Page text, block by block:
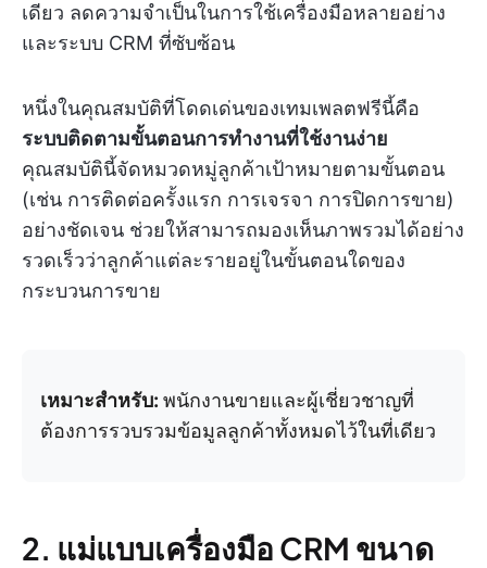
เดียว ลดความจำเป็นในการใช้เครื่องมือหลายอย่าง
และระบบ CRM ที่ซับซ้อน
หนึ่งในคุณสมบัติที่โดดเด่นของเทมเพลตฟรีนี้คือ
ระบบติดตามขั้นตอนการทำงานที่ใช้งานง่าย
คุณสมบัตินี้จัดหมวดหมู่ลูกค้าเป้าหมายตามขั้นตอน
(เช่น การติดต่อครั้งแรก การเจรจา การปิดการขาย)
อย่างชัดเจน ช่วยให้สามารถมองเห็นภาพรวมได้อย่าง
รวดเร็วว่าลูกค้าแต่ละรายอยู่ในขั้นตอนใดของ
กระบวนการขาย
เหมาะสำหรับ: พนักงานขายและผู้เชี่ยวชาญที่
ต้องการรวบรวมข้อมูลลูกค้าทั้งหมดไว้ในที่เดียว
2. แม่แบบเครื่องมือ CRM ขนาด